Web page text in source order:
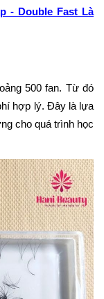
- Double Fast Là
500 fan. Từ đó
hợp lý. Đây là lựa
cho quá trình học